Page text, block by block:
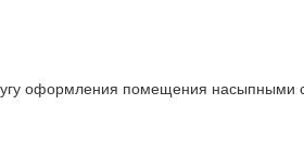
оформления помещения насыпными